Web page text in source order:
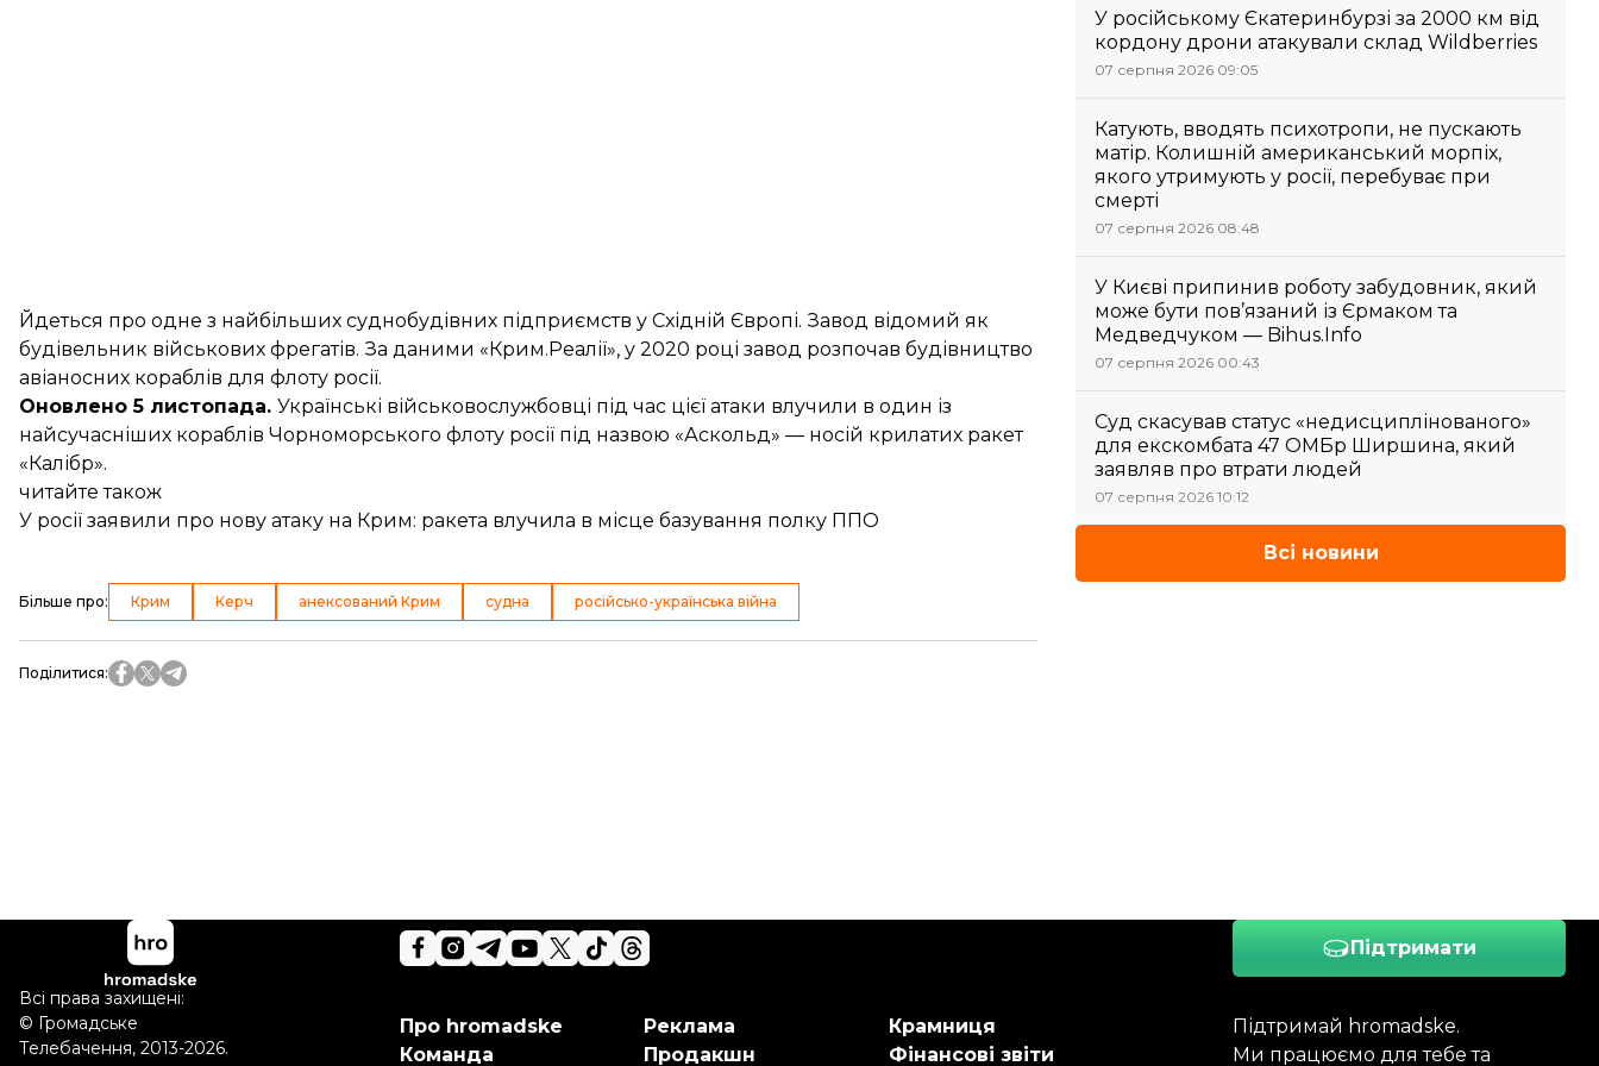
Йдеться про одне з найбільших суднобудівних підприємств у Східній Європі. Завод відомий як
будівельник військових фрегатів. За даними «Крим.Реалії», у 2020 році завод розпочав будівництво
авіаносних кораблів для флоту росії.
Оновлено 5 листопада. Українські військовослужбовці під час цієї атаки влучили в один із
найсучасніших кораблів Чорноморського флоту росії під назвою «Аскольд» — носій крилатих ракет
«Калібр».
читайте також
У росії заявили про нову атаку на Крим: ракета влучила в місце базування полку ППО
Більше про: Крим Керч анексований Крим судна російсько-українська війна
Поділитися:
У російському Єкатеринбурзі за 2000 км від
кордону дрони атакували склад Wildberries
07 серпня 2026 09:05
Катують, вводять психотропи, не пускають
матір. Колишній американський морпіх,
якого утримують у росії, перебуває при
смерті
07 серпня 2026 08:48
У Києві припинив роботу забудовник, який
може бути пов’язаний із Єрмаком та
Медведчуком — Bihus.Info
07 серпня 2026 00:43
Суд скасував статус «недисциплінованого»
для екскомбата 47 ОМБр Ширшина, який
заявляв про втрати людей
07 серпня 2026 10:12
Всі новини
Підтримати
Підтримай hromadske.
Ми працюємо для тебе та
Про hromadske
Команда
Реклама
Продакшн
Крамниця
Фінансові звіти
Всі права захищені:
© Громадське
Телебачення, 2013-2026.